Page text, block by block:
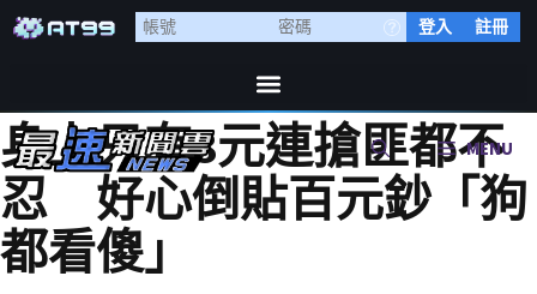
登入 註冊
MENU
身上只有8元連搶匪都不
忍 好心倒貼百元鈔「狗
都看傻」